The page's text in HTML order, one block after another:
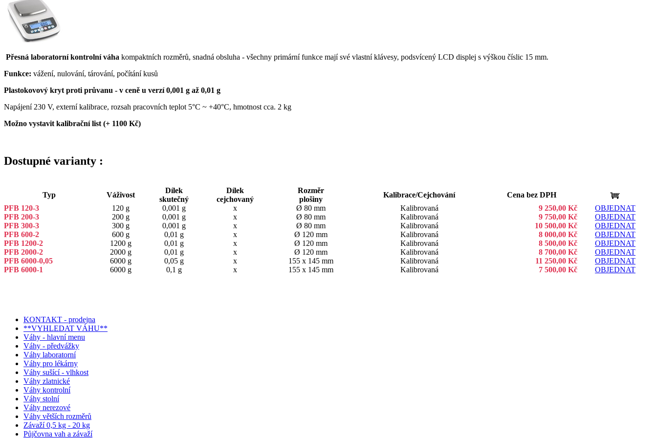
Přesná laboratorní kontrolní váha kompaktních rozměrů, snadná obsluha - všechny primární funkce mají své vlastní klávesy, podsvícený LCD displej s výškou číslic 15 mm.
Funkce: vážení, nulování, tárování, počítání kusů
Plastokovový kryt proti průvanu - v ceně u verzí 0,001 g až 0,01 g
Napájení 230 V, externí kalibrace, rozsah pracovních teplot 5°C ~ +40°C, hmotnost cca. 2 kg
Možno vystavit kalibrační list (+ 1100 Kč)
Dostupné varianty :
Typ Váživost
Dílek
skutečný
Dílek
cejchovaný
Rozměr
plošiny
Kalibrace/Cejchování
Cena bez DPH
PFB 120-3
120 g 0,001 g x Ø 80 mm Kalibrovaná 9 250,00 Kč
OBJEDNAT
PFB 200-3
200 g 0,001 g x Ø 80 mm Kalibrovaná 9 750,00 Kč
OBJEDNAT
PFB 300-3
300 g 0,001 g x Ø 80 mm Kalibrovaná 10 500,00 Kč
OBJEDNAT
PFB 600-2
600 g 0,01 g x Ø 120 mm Kalibrovaná 8 000,00 Kč
OBJEDNAT
PFB 1200-2
1200 g 0,01 g x Ø 120 mm Kalibrovaná 8 500,00 Kč
OBJEDNAT
PFB 2000-2
2000 g 0,01 g x Ø 120 mm Kalibrovaná 8 700,00 Kč
OBJEDNAT
PFB 6000-0,05
6000 g 0,05 g x 155 x 145 mm Kalibrovaná 11 250,00 Kč
OBJEDNAT
PFB 6000-1
6000 g 0,1 g x 155 x 145 mm Kalibrovaná 7 500,00 Kč OBJEDNAT
KONTAKT - prodejna
**VYHLEDAT VÁHU**
Váhy - hlavní menu
Váhy - předvážky
Váhy laboratorní
Váhy pro lékárny
Váhy sušící - vlhkost
Váhy zlatnické
Váhy kontrolní
Váhy stolní
Váhy nerezové
Váhy větších rozměrů
Závaží 0,5 kg - 20 kg
Půjčovna vah a závaží